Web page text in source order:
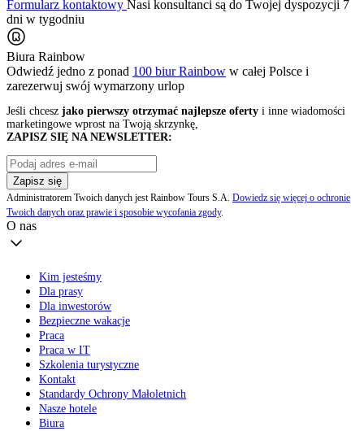
Formularz kontaktowy Nasi konsultanci są do Twojej dyspozycji 7
dni w tygodniu
Biura Rainbow
Odwiedź jedno z ponad 100 biur Rainbow w całej Polsce i
zarezerwuj swój wymarzony urlop
Jeśli chcesz jako pierwszy otrzymać najlepsze oferty i inne wiadomości
marketingowe wprost na Twoją skrzynkę,
ZAPISZ SIĘ NA NEWSLETTER:
Zapisz się
Administratorem Twoich danych jest Rainbow Tours S.A. Dowiedz się więcej o ochronie
Twoich danych oraz prawie i sposobie wycofania zgody.
O nas
Kim jesteśmy
Dla prasy
Dla inwestorów
Bezpieczne wakacje
Praca
Praca w IT
Szkolenia turystyczne
Kontakt
Standardy Ochrony Małoletnich
Nasze hotele
Biura